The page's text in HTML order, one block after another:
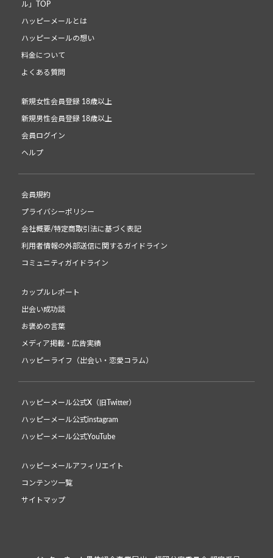
ル」TOP
ハッピーメールとは
ハッピーメールの想い
料金について
よくある質問
新規女性会員登録 18歳以上
新規男性会員登録 18歳以上
会員ログイン
ヘルプ
会員規約
プライバシーポリシー
会社概要/特定商取引法に基づく表記
利用者情報の外部送信に関するガイドライン
コミュニティガイドライン
カップルレポート
出会い成功談
お褒めの言葉
メディア掲載・広告実績
ハッピーライフ（出会い・恋愛コラム）
ハッピーメール公式X（旧Twitter）
ハッピーメール公式instagram
ハッピーメール公式YouTube
ハッピーメールアフィリエイト
コンテンツ一覧
サイトマップ